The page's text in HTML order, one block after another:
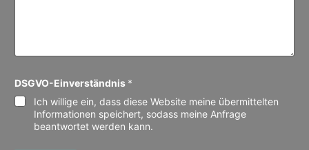
DSGVO-Einverständnis *
Ich willige ein, dass diese Website meine übermittelten
Informationen speichert, sodass meine Anfrage
beantwortet werden kann.